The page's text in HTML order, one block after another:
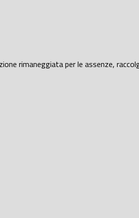
rimaneggiata per le assenze,